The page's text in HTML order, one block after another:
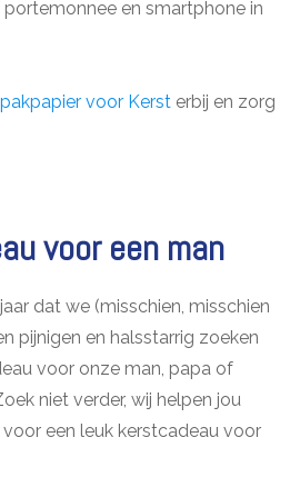
en smartphone in
voor Kerst erbij en zorg
voor een man
dat we (misschien, misschien
pijnigen en halsstarrig zoeken
voor onze man, papa of
niet verder, wij helpen jou
een leuk kerstcadeau voor